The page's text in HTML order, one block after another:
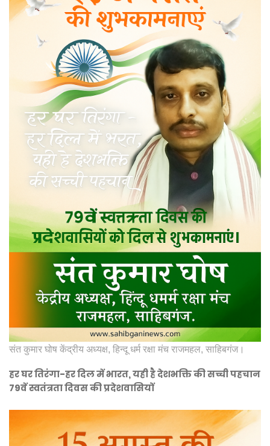
संत कुमार घोष केंद्रीय अध्यक्ष, हिन्दू धर्म रक्षा मंच राजमहल, साहिबगंज।
हर घर तिरंगा-हर दिल में भारत, यही है देशभक्ति की सच्ची पहचान
79वें स्वतंत्रता दिवस की प्रदेशवासियों